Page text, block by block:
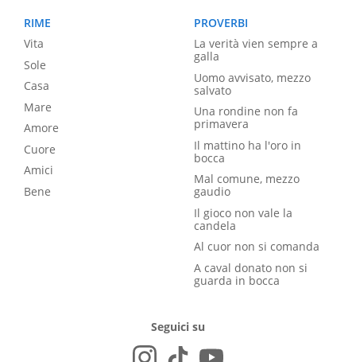
RIME
Vita
Sole
Casa
Mare
Amore
Cuore
Amici
Bene
PROVERBI
La verità vien sempre a
galla
Uomo avvisato, mezzo
salvato
Una rondine non fa
primavera
Il mattino ha l'oro in
bocca
Mal comune, mezzo
gaudio
Il gioco non vale la
candela
Al cuor non si comanda
A caval donato non si
guarda in bocca
Seguici su